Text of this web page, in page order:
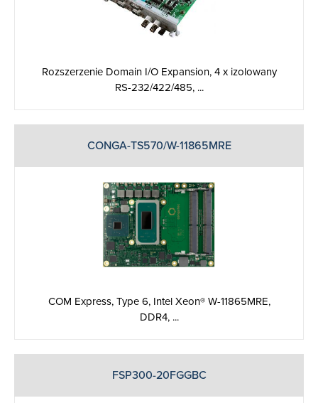
Rozszerzenie Domain I/O Expansion, 4 x izolowany
RS-232/422/485, ...
CONGA-TS570/W-11865MRE
COM Express, Type 6, Intel Xeon® W-11865MRE,
DDR4, ...
FSP300-20FGGBC